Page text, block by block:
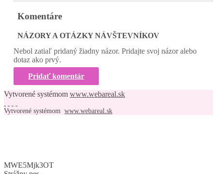
Komentáre
NÁZORY A OTÁZKY NÁVŠTEVNÍKOV
Nebol zatiaľ pridaný žiadny názor. Pridajte svoj názor alebo
dotaz ako prvý.
Pridať komentár
Vytvorené systémom www.webareal.sk
Vytvorené systémom www.webareal.sk
MWE5Mjk3OT